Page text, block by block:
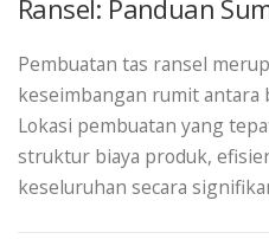
Ransel: Panduan
Pembuatan tas ransel
keseimbangan rumit antara
Lokasi pembuatan yang
struktur biaya produk,
keseluruhan secara